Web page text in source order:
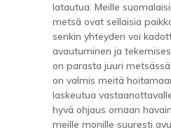
latautua. Meille
metsä ovat sellaisia
senkin yhteyden voi
avautuminen ja
on parasta juuri
on valmis meitä
laskeutua
hyvä ohjaus omaan
meille monille suuresti